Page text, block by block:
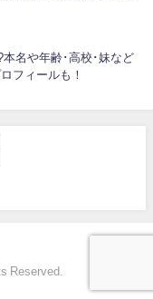
名や年齢･高校･妹など
フィールも！
Reserved.